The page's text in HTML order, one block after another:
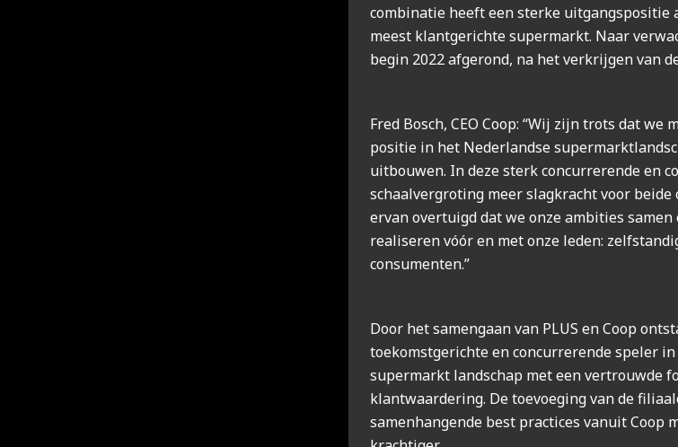
combinatie heeft een sterke uitgangspositie
meest klantgerichte supermarkt. Naar
begin 2022 afgerond, na het verkrijgen van
Fred Bosch, CEO Coop: “Wij zijn trots dat we
positie in het Nederlandse
uitbouwen. In deze sterk concurrerende en
schaalvergroting meer slagkracht voor
ervan overtuigd dat we onze ambities
realiseren vóór en met onze leden:
consumenten.”
Door het samengaan van PLUS en Coop
toekomstgerichte en concurrerende speler
supermarkt landschap met een vertrouwde
klantwaardering. De toevoeging van de
samenhangende best practices vanuit Coop